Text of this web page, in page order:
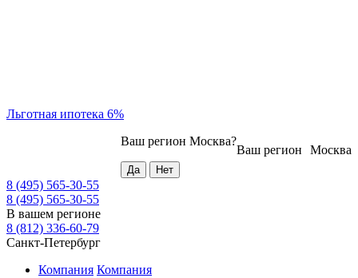
Льготная ипотека 6%
Москва
Ваш регион
Ваш регион Москва?
8 (495) 565-30-55
8 (495) 565-30-55
В вашем регионе
8 (812) 336-60-79
Санкт-Петербург
Компания Компания